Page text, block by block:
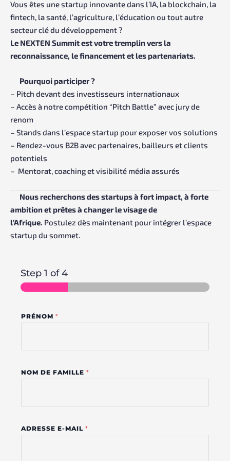
Vous êtes une startup innovante dans l’IA, la blockchain, la
fintech, la santé, l’agriculture, l’éducation ou tout autre
secteur clé du développement ?
Le NEXTEN Summit est votre tremplin vers la
reconnaissance, le financement et les partenariats.
Pourquoi participer ?
– Pitch devant des investisseurs internationaux
– Accès à notre compétition “Pitch Battle” avec jury de
renom
– Stands dans l’espace startup pour exposer vos solutions
– Rendez-vous B2B avec partenaires, bailleurs et clients
potentiels
– Mentorat, coaching et visibilité média assurés
Nous recherchons des startups à fort impact, à forte
ambition et prêtes à changer le visage de
l’Afrique. Postulez dès maintenant pour intégrer l’espace
startup du sommet.
Step 1 of 4
N
P
E
L
PRÉNOM *
NOM DE FAMILLE *
ADRESSE E-MAIL *